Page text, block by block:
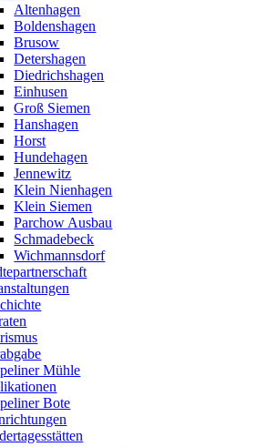
Altenhagen
Boldenshagen
Brusow
Detershagen
Diedrichshagen
Einhusen
Groß Siemen
Hanshagen
Horst
Hundehagen
Jennewitz
Klein Nienhagen
Klein Siemen
Parchow Ausbau
Schmadebeck
Wichmannsdorf
Mühle
Bote